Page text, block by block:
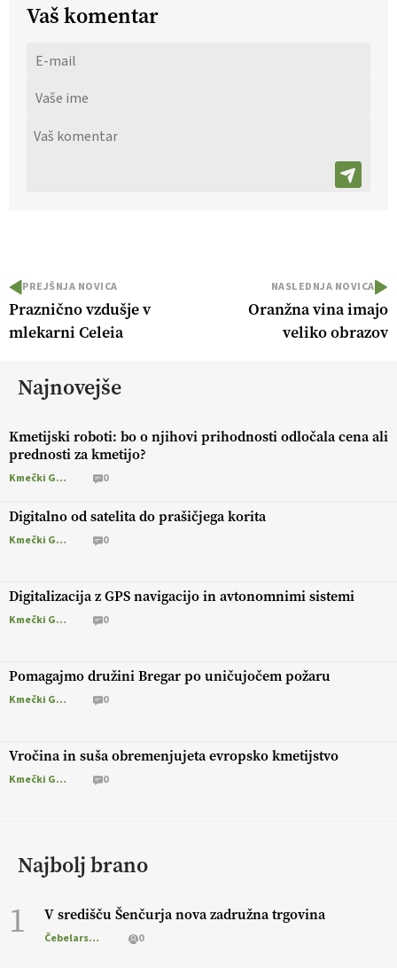
Vaš komentar
PREJŠNJA NOVICA
Praznično vzdušje v
mlekarni Celeia
NASLEDNJA NOVICA
Oranžna vina imajo
veliko obrazov
Najnovejše
Kmetijski roboti: bo o njihovi prihodnosti odločala cena ali
prednosti za kmetijo?
Kmečki Glas 0
Digitalno od satelita do prašičjega korita
Kmečki Glas 0
Digitalizacija z GPS navigacijo in avtonomnimi sistemi
Kmečki Glas 0
Pomagajmo družini Bregar po uničujočem požaru
Kmečki Glas 0
Vročina in suša obremenjujeta evropsko kmetijstvo
Kmečki Glas 0
Najbolj brano
1 V središču Šenčurja nova zadružna trgovina
Čebelarstvo 0